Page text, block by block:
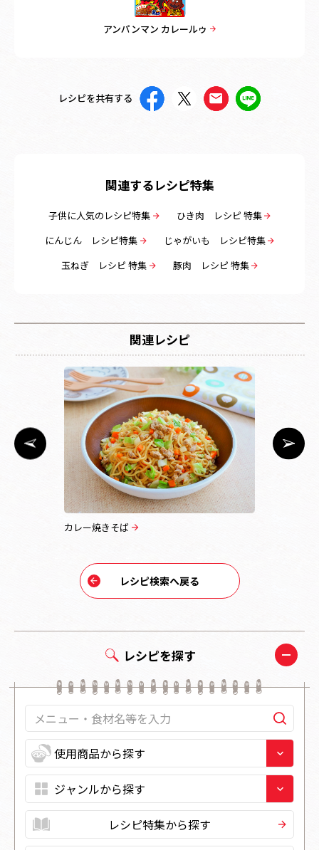
レシピを探す
レシピ特集から探す
アンパンマン カレールゥ
レシピを共有する
関連するレシピ特集
子供に人気のレシピ特集
ひき肉 レシピ 特集
にんじん レシピ特集
じゃがいも レシピ特集
玉ねぎ レシピ 特集
豚肉 レシピ 特集
関連レシピ
カレー焼きそば
レシピ検索へ戻る